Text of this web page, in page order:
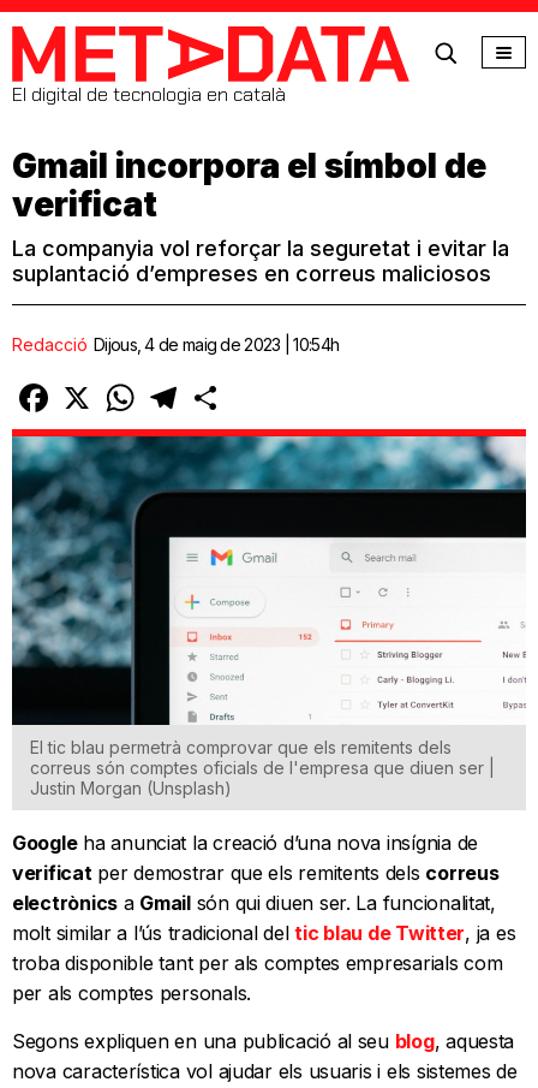
MetaData
El digital de tecnologia en català
Gmail incorpora el símbol de
verificat
La companyia vol reforçar la seguretat i evitar la
suplantació d’empreses en correus maliciosos
Redacció Dijous, 4 de maig de 2023 | 10:54h
Facebook
X WhatsAppTelegram
El tic blau permetrà comprovar que els remitents dels
correus són comptes oficials de l'empresa que diuen ser |
Justin Morgan (Unsplash)
Googleha anunciat la creació d’una nova insígnia de
verificatper demostrar que els remitents dels correus
electrònics a Gmailsón qui diuen ser. La funcionalitat,
molt similar a l’ús tradicional deltic blau de Twitter, ja es
troba disponible tant per als comptes empresarials com
per als comptes personals.
Segons expliquen en una publicació al seu blog, aquesta
nova característica vol ajudar els usuaris i els sistemes de